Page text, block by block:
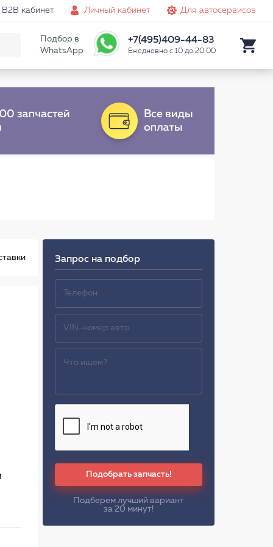
B2B кабинет Личный кабинет Для автосервисов
Подбор в
WhatsApp
+7(495)409-44-83
Ежедневно с 10 до 20:00
Запрос на подбор
Подобрать запчасть!
Подберем лучший вариант
за 20 минут!